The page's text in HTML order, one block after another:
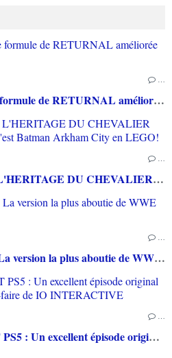
…
[TEST] SAROS PS5 : Une formule de RETURNAL améliorée et interessante
…
[TEST] LEGO BATMAN L'HERITAGE DU CHEVALIER NOIR XBOX SERIES X : C'est Batman Arkham City en LEGO!
…
[TEST] WWE 2K26 PS5 : La version la plus aboutie de WWE 2K depuis la pause
…
[TEST] 007 FIRST LIGHT PS5 : Un excellent épisode original de James Bond avec le savoir-faire de IO INTERACTIVE